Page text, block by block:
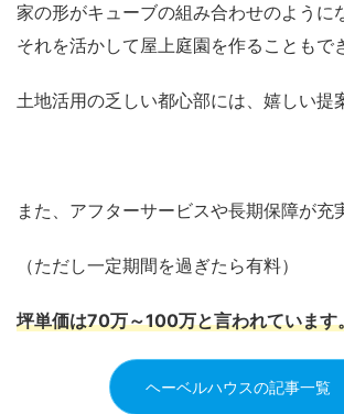
家の形がキューブの組み合わせのように
それを活かして屋上庭園を作ることもで
土地活用の乏しい都心部には、嬉しい提
また、アフターサービスや長期保障が充
（ただし一定期間を過ぎたら有料）
坪単価は70万～100万と言われています
ヘーベルハウスの記事一覧